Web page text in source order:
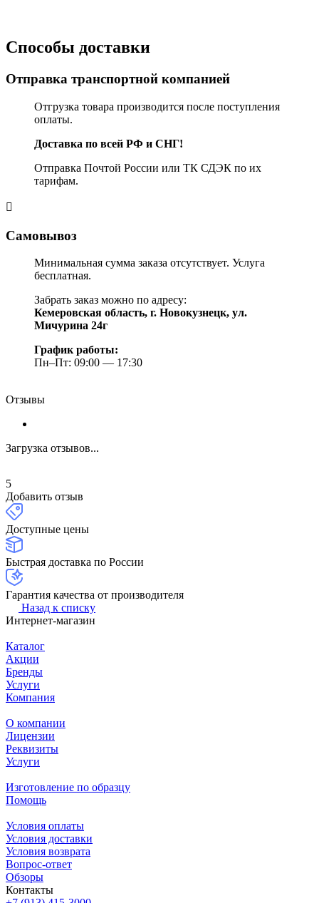
Способы доставки
Отправка транспортной компанией
Отгрузка товара производится после поступления
оплаты.
Доставка по всей РФ и СНГ!
Отправка Почтой России или ТК СДЭК по их
тарифам.
Самовывоз
Минимальная сумма заказа отсутствует. Услуга
бесплатная.
Забрать заказ можно по адресу:
Кемеровская область, г. Новокузнецк, ул.
Мичурина 24г
График работы:
Пн–Пт: 09:00 — 17:30
Отзывы
Загрузка отзывов...
5
Добавить отзыв
Доступные цены
Быстрая доставка по России
Гарантия качества от производителя
Назад к списку
Интернет-магазин
Каталог
Акции
Бренды
Услуги
Компания
О компании
Лицензии
Реквизиты
Услуги
Изготовление по образцу
Помощь
Условия оплаты
Условия доставки
Условия возврата
Вопрос-ответ
Обзоры
Контакты